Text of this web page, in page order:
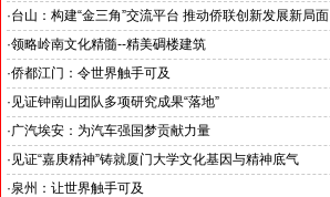
--中外新闻社参加海外华文媒体广东江门采访之一
·台山：构建“金三角”交流平台 推动侨联创新发展新局面
·领略岭南文化精髓--精美碉楼建筑
·侨都江门：令世界触手可及
· 见证钟南山团队多项研究成果“落地”
·广汽埃安：为汽车强国梦贡献力量
· 见证“嘉庚精神”铸就厦门大学文化基因与精神底气
·泉州：让世界触手可及